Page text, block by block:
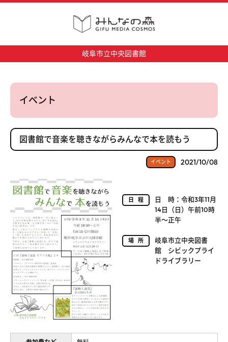
岐阜市立中央図書館
イベント
図書館で音楽を聴きながらみんなで本を読もう
イベント 2021/10/08
日程
日 時：令和3年11月
14日（日）午前10時
半～正午
場所
岐阜市立中央図書
館 シビックプライ
ドライブラリー